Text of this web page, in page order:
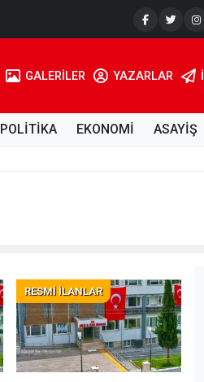
GALERİLER YAZARLAR
POLİTİKA EKONOMİ ASAYİŞ
RESMİ İLANLAR